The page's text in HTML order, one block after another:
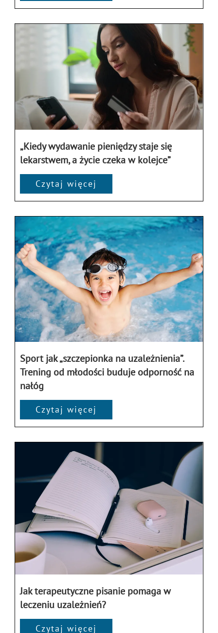
„Kiedy wydawanie pieniędzy staje się
lekarstwem, a życie czeka w kolejce”
Czytaj więcej
Sport jak „szczepionka na uzależnienia”.
Trening od młodości buduje odporność na
nałóg
Czytaj więcej
Jak terapeutyczne pisanie pomaga w
leczeniu uzależnień?
Czytaj więcej